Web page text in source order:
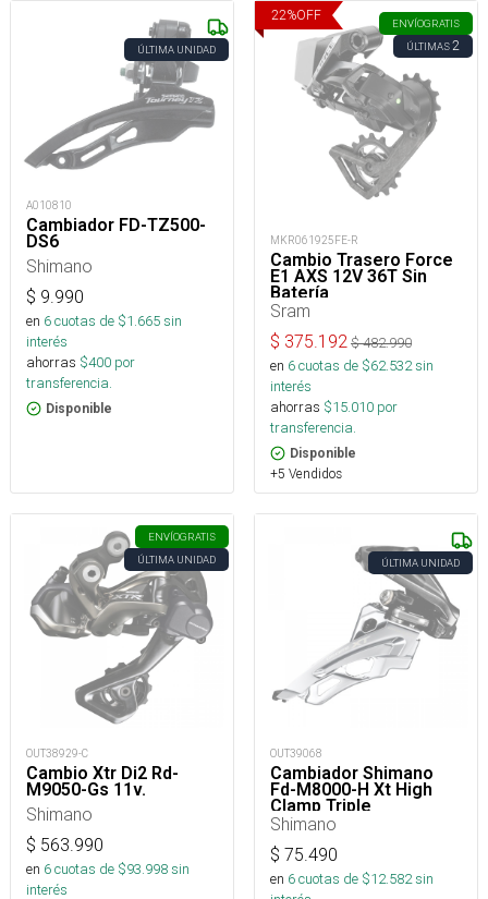
ÚLTIMA UNIDAD
A010810
Cambiador FD-TZ500-
DS6
Shimano
$ 9.990
en 6cuotas de $1.665sin
interés
ahorras $400 por
transferencia.
Disponible
22%OFF
ENVÍOGRATIS
ÚLTIMAS2
MKR061925FE-R
Cambio Trasero Force
E1 AXS 12V 36T Sin
Batería
Sram
$ 375.192 $482.990
en 6cuotas de $62.532sin
interés
ahorras $15.010 por
transferencia.
Disponible
+5 Vendidos
ENVÍOGRATIS
ÚLTIMA UNIDAD
OUT38929-C
Cambio Xtr Di2 Rd-
M9050-Gs 11v.
Shimano
$ 563.990
en 6cuotas de $93.998sin
interés
ÚLTIMA UNIDAD
OUT39068
Cambiador Shimano
Fd-M8000-H Xt High
Clamp Triple
Shimano
$ 75.490
en 6cuotas de $12.582sin